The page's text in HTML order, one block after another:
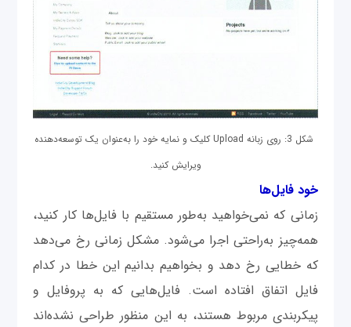
شکل 3: روی زبانه Upload کلیک و نمایه خود را به‌عنوان یک توسعه‌‌دهنده
ویرایش کنید.
خود فایل‌ها
زمانی که نمی‌خواهید به‌طور مستقیم با فایل‌ها کار کنید،
همه‌چیز به‌راحتی اجرا می‌شود. مشکل زمانی رخ می‌دهد
که خطایی رخ دهد و بخواهیم بدانیم این خطا در کدام
فایل اتفاق افتاده است. فایل‌هایی که به پروفایل و
پیکربندی مربوط هستند، به این منظور طراحی نشده‌اند